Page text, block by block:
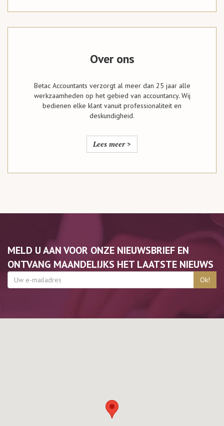
Over ons
Betac Accountants verzorgt al meer dan 25 jaar alle
werkzaamheden op het gebied van accountancy. Wij
bedienen elke klant vanuit professionaliteit en
deskundigheid.
Lees meer >
MELD U AAN VOOR ONZE NIEUWSBRIEF EN
ONTVANG MAANDELIJKS HET LAATSTE NIEUWS
Ok!